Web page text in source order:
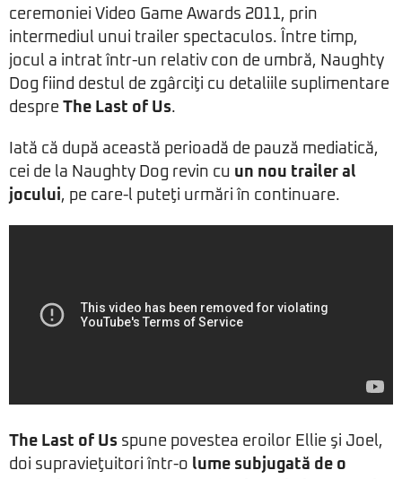
ceremoniei Video Game Awards 2011, prin
intermediul unui trailer spectaculos. Între timp,
jocul a intrat într-un relativ con de umbră, Naughty
Dog fiind destul de zgârciţi cu detaliile suplimentare
despre The Last of Us.
Iată că după această perioadă de pauză mediatică,
cei de la Naughty Dog revin cu un nou trailer al
jocului, pe care-l puteţi urmări în continuare.
The Last of Us spune povestea eroilor Ellie şi Joel,
doi supravieţuitori într-o lume subjugată de o